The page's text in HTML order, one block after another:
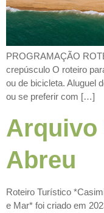
PROGRAMAÇÃO
crepúsculo O roteiro
ou de bicicleta. Aluguel
ou se preferir com […]
Arquivo
Abreu
Roteiro Turístico
e Mar* foi criado em